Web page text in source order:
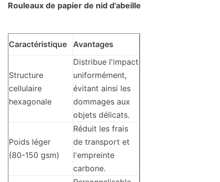
Rouleaux de papier de nid d'abeille
Caractéristique Avantages
Structure
cellulaire
hexagonale
Distribue l'impact
uniformément,
évitant ainsi les
dommages aux
objets délicats.
Poids léger
(80-150 gsm)
Réduit les frais
de transport et
l'empreinte
carbone.